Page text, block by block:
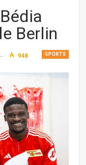
Berlin
SPORTS
948